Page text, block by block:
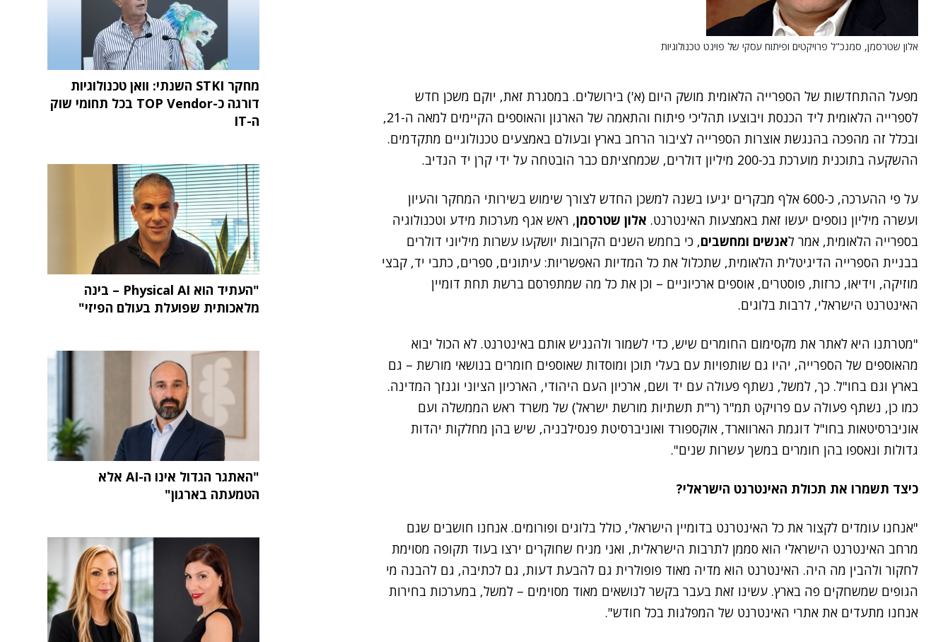
אלון שטרסמן, סמנכ"ל פרויקטים ופיתוח עסקי של פוינט טכנולוגיות
מפעל ההתחדשות של הספרייה הלאומית מושק היום (א') בירושלים. במסגרת זאת, יוקם משכן חדש
לספרייה הלאומית ליד הכנסת ויבוצעו תהליכי פיתוח והתאמה של הארגון והאוספים הקיימים למאה ה-21,
ובכלל זה מהפכה בהנגשת אוצרות הספרייה לציבור הרחב בארץ ובעולם באמצעים טכנולוגיים מתקדמים.
ההשקעה בתוכנית מוערכת בכ-200 מיליון דולרים, שכמחציתם כבר הובטחה על ידי קרן יד הנדיב.
על פי ההערכה, כ-600 אלף מבקרים יגיעו בשנה למשכן החדש לצורך שימוש בשירותי המחקר והעיון
ועשרה מיליון נוספים יעשו זאת באמצעות האינטרנט. אלון שטרסמן, ראש אגף מערכות מידע וטכנולוגיה
בספרייה הלאומית, אמר לאנשים ומחשבים, כי בחמש השנים הקרובות יושקעו עשרות מיליוני דולרים
בבניית הספרייה הדיגיטלית הלאומית, שתכלול את כל המדיות האפשריות: עיתונים, ספרים, כתבי יד, קבצי
מוזיקה, וידיאו, כרזות, פוסטרים, אוספים ארכיוניים – וכן את כל מה שמתפרסם ברשת תחת דומיין
האינטרנט הישראלי, לרבות בלוגים.
"מטרתנו היא לאתר את מקסימום החומרים שיש, כדי לשמור ולהנגיש אותם באינטרנט. לא הכול יבוא
מהאוספים של הספרייה, יהיו גם שותפויות עם בעלי תוכן ומוסדות שאוספים חומרים בנושאי מורשת – גם
בארץ וגם בחו"ל. כך, למשל, נשתף פעולה עם יד ושם, ארכיון העם היהודי, הארכיון הציוני וגנזך המדינה.
כמו כן, נשתף פעולה עם פרויקט תמ"ר (ר"ת תשתיות מורשת ישראל) של משרד ראש הממשלה ועם
אוניברסיטאות בחו"ל דוגמת הארווארד, אוקספורד ואוניברסיטת פנסילבניה, שיש בהן מחלקות יהדות
גדולות ונאספו בהן חומרים במשך עשרות שנים".
כיצד תשמרו את תכולת האינטרנט הישראלי?
"אנחנו עומדים לקצור את כל האינטרנט בדומיין הישראלי, כולל בלוגים ופורומים. אנחנו חושבים שגם
מרחב האינטרנט הישראלי הוא סממן לתרבות הישראלית, ואני מניח שחוקרים ירצו בעוד תקופה מסוימת
לחקור ולהבין מה היה. האינטרנט הוא מדיה מאוד פופולרית גם להבעת דעות, גם לכתיבה, גם להבנה מי
הגופים שמשחקים פה בארץ. עשינו זאת בעבר בקשר לנושאים מאוד מסוימים – למשל, במערכות בחירות
אנחנו מתעדים את אתרי האינטרנט של המפלגות בכל חודש".
מחקר STKI השנתי: וואן טכנולוגיות
דורגה כ-TOP Vendor בכל תחומי שוק
ה-IT
"העתיד הוא Physical AI – בינה
מלאכותית שפועלת בעולם הפיזי"
"האתגר הגדול אינו ה-AI אלא
הטמעתה בארגון"